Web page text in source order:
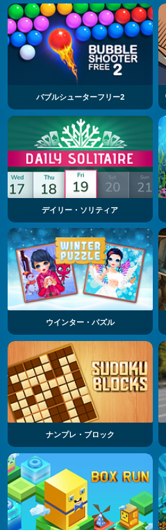
バブルシューターフリー2
デイリー・ソリティア
ウインター・パズル
ナンプレ・ブロック